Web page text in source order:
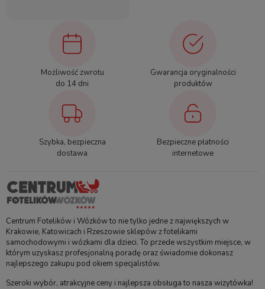
Możliwość zwrotu
do 14 dni
Gwarancja oryginalności
produktów
Szybka, bezpieczna
dostawa
Bezpieczne płatności
internetowe
Centrum Fotelików i Wózków to nie tylko jedne z największych w
Krakowie, Katowicach i Rzeszowie sklepów z fotelikami
samochodowymi i wózkami dla dzieci. To przede wszystkim miejsce, w
którym uzyskasz profesjonalną poradę oraz świadomie dokonasz
najlepszego zakupu pod okiem specjalistów.
Szeroki wybór, atrakcyjne ceny i najlepsza obsługa to nasza wizytówka!